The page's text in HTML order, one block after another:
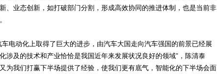
、业态创新，如打破部门分割，形成高效协同的推进体制，也是当前非
动化上取得了巨大的进步，由汽车大国走向汽车强国的前景已经展
涉及的技术和产业恰恰是我国近年来发展状况良好的领域”，陈清泰
为我们打赢下半场提供了经验，使我们更有底气，智能化的下半场会面